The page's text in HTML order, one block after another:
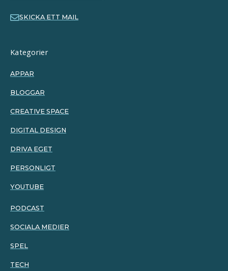
SKICKA ETT MAIL
Kategorier
APPAR
BLOGGAR
CREATIVE SPACE
DIGITAL DESIGN
DRIVA EGET
PERSONLIGT
YOUTUBE
PODCAST
SOCIALA MEDIER
SPEL
TECH